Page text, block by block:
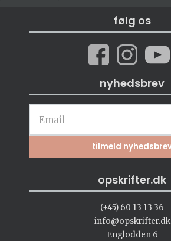
følg os
nyhedsbrev
opskrifter.dk
(+45) 60 13 13 36
info@opskrifter.dk
Englodden 6